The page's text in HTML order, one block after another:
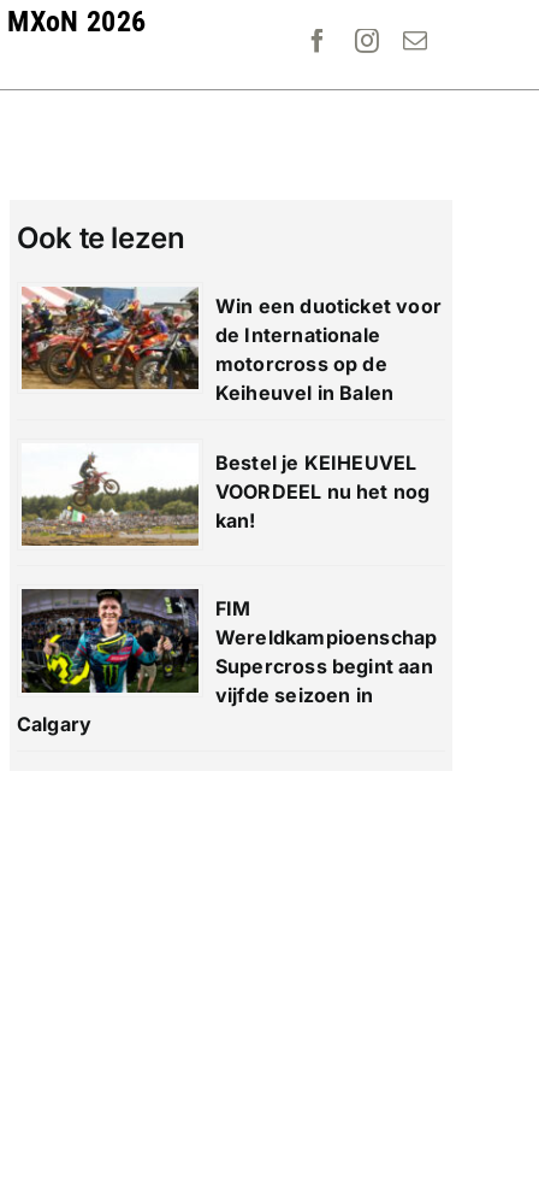
MXoN 2026
Ook te lezen
Win een duoticket voor
de Internationale
motorcross op de
Keiheuvel in Balen
Bestel je KEIHEUVEL
VOORDEEL nu het nog
kan!
FIM
Wereldkampioenschap
Supercross begint aan
vijfde seizoen in
Calgary